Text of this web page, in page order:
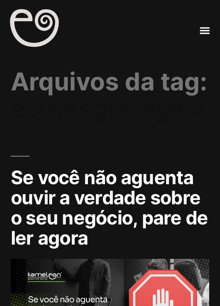
Arquivos da tag:
Se você não aguenta
ouvir a verdade sobre
o seu negócio, pare de
ler agora